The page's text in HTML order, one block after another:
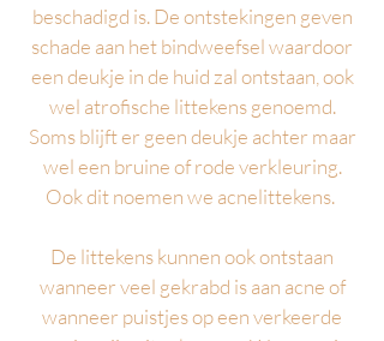
beschadigd is. De ontstekingen geven
schade aan het bindweefsel waardoor
een deukje in de huid zal ontstaan, ook
wel atrofische littekens genoemd.
Soms blijft er geen deukje achter maar
wel een bruine of rode verkleuring.
Ook dit noemen we acnelittekens.
De littekens kunnen ook ontstaan
wanneer veel gekrabd is aan acne of
wanneer puistjes op een verkeerde